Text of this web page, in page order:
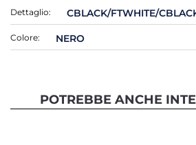
Dettaglio: CBLACK/FTWHITE/
Colore: NERO
POTREBBE ANCHE